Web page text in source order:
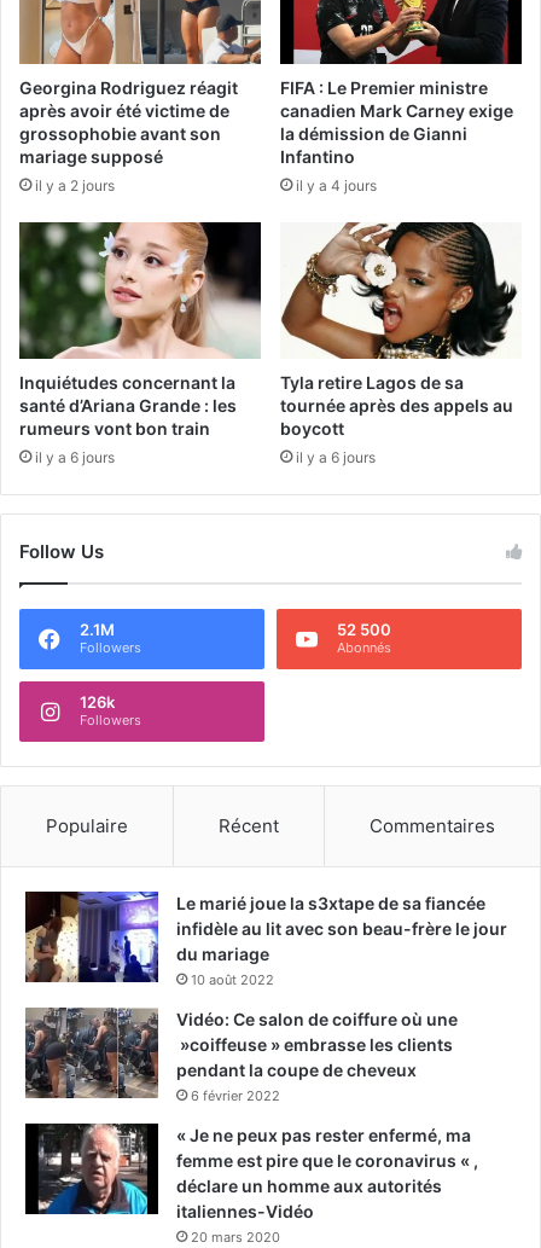
Georgina Rodriguez réagit
après avoir été victime de
grossophobie avant son
mariage supposé
il y a 2 jours
FIFA : Le Premier ministre
canadien Mark Carney exige
la démission de Gianni
Infantino
il y a 4 jours
Inquiétudes concernant la
santé d’Ariana Grande : les
rumeurs vont bon train
il y a 6 jours
Tyla retire Lagos de sa
tournée après des appels au
boycott
il y a 6 jours
Follow Us
2.1M
Followers
52 500
Abonnés
126k
Followers
Populaire Récent Commentaires
Le marié joue la s3xtape de sa fiancée
infidèle au lit avec son beau-frère le jour
du mariage
10 août 2022
Vidéo: Ce salon de coiffure où une
»coiffeuse » embrasse les clients
pendant la coupe de cheveux
6 février 2022
« Je ne peux pas rester enfermé, ma
femme est pire que le coronavirus « ,
déclare un homme aux autorités
italiennes-Vidéo
20 mars 2020